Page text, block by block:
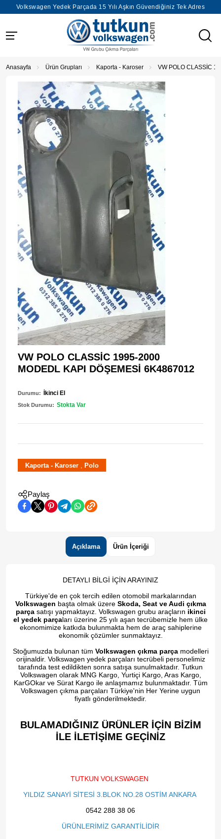
Volkswagen Yedek Parçada 15 Yılı Aşkın Güvendiğiniz Tek Adres
Anasayfa Ürün Grupları Kaporta - Karoser VW POLO CLASSİC
VW POLO CLASSİC 1995-2000
MODEDL KAPI DÖŞEMESİ 6K4867012
Durumu: İkinci El
Stok Durumu: Stokta Var
Kaporta - Karoser , Polo
Paylaş
Açıklama Ürün İçeriği
DETAYLI BİLGİ İÇİN ARAYINIZ
Türkiye'de en çok tercih edilen otomobil markalarından
Volkswagen başta olmak üzere Skoda, Seat ve Audi çıkma
parçasatışı yapmaktayız. Volkswagen grubu araçların ikinci
el yedek parçaları üzerine 25 yılı aşan tecrübemizle hem ülke
ekonomimize katkıda bulunmakta hem de araç sahiplerine
ekonomik çözümler sunmaktayız.
Stoğumuzda bulunan tüm Volkswagen çıkma parçamodelleri
orijinaldir. Volkswagen yedek parçaları tecrübeli personelimiz
tarafında test edildikten sonra satışa sunulmaktadır. Tutkun
Volkswagen olarak MNG Kargo, Yurtiçi Kargo, Aras Kargo,
KarGOkar ve Sürat Kargo ile anlaşmamız bulunmaktadır. Tüm
Volkswagen çıkma parçaları Türkiye'nin Her Yerine uygun
fiyatlı gönderilmektedir.
BULAMADIĞINIZ ÜRÜNLER İÇİN BİZİM
İLE İLETİŞİME GEÇİNİZ​
TUTKUN VOLKSWAGEN
YILDIZ SANAYİ SİTESİ 3.BLOK NO.28 OSTİM ANKARA
0542 288 38 06
ÜRÜNLERİMİZ GARANTİLİDİR